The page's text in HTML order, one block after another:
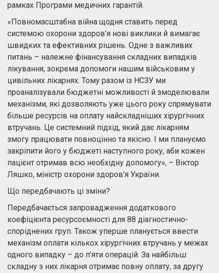
рамках Програми медичних гарантій.
«Повномасштабна війна щодня ставить перед
системою охорони здоров’я нові виклики й вимагає
швидких та ефективних рішень. Одне з важливих
питань – належне фінансування складних випадків
лікування, зокрема допомоги нашим військовим у
цивільних лікарнях. Тому разом із НСЗУ ми
проаналізували бюджетні можливості й змоделювали
механізми, які дозволяють уже цього року спрямувати
більше ресурсів на оплату найскладніших хірургічних
втручань. Це системний підхід, який дає лікарням
змогу працювати повноцінно та якісно. І ми плануємо
закріпити його у бюджеті наступного року, аби кожен
пацієнт отримав всю необхідну допомогу», – Віктор
Ляшко, міністр охорони здоров’я України.
Що передбачають ці зміни?
Передбачається запровадження додаткового
коефіцієнта ресурсоємності для 88 діагностично-
споріднених груп. Також уперше планується ввести
механізм оплати кількох хірургічних втручань у межах
одного випадку – до п’яти операцій. За найбільш
складну з них лікарня отримає повну оплату, за другу